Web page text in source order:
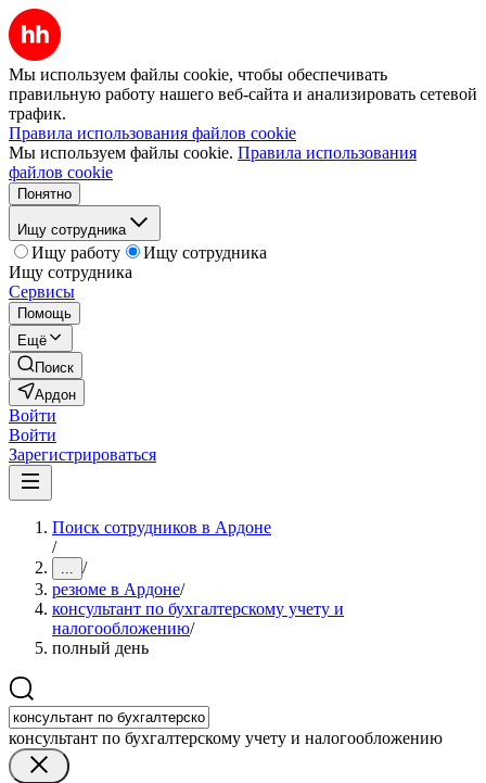
Мы используем файлы cookie, чтобы обеспечивать
правильную работу нашего веб-сайта и анализировать сетевой
трафик.
Правила использования файлов cookie
Мы используем файлы cookie. Правила использования
файлов cookie
Понятно
Ищу сотрудника
Ищу работу
Ищу сотрудника
Ищу сотрудника
Сервисы
Помощь
Ещё
Поиск
Ардон
Войти
Войти
Зарегистрироваться
Поиск сотрудников в Ардоне
/
... /
резюме в Ардоне/
консультант по бухгалтерскому учету и
налогообложению/
полный день
консультант по бухгалтерскому учету и налогообложению